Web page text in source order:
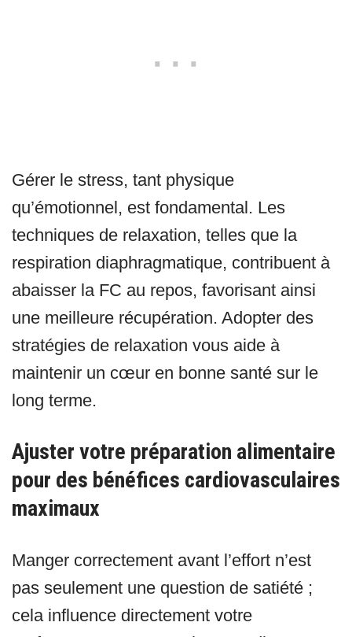
Gérer le stress, tant physique
qu’émotionnel, est fondamental. Les
techniques de relaxation, telles que la
respiration diaphragmatique, contribuent à
abaisser la FC au repos, favorisant ainsi
une meilleure récupération. Adopter des
stratégies de relaxation vous aide à
maintenir un cœur en bonne santé sur le
long terme.
Ajuster votre préparation alimentaire
pour des bénéfices cardiovasculaires
maximaux
Manger correctement avant l’effort n’est
pas seulement une question de satiété ;
cela influence directement votre